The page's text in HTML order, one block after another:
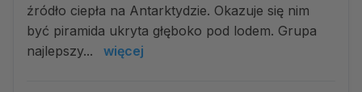
źródło ciepła na Antarktydzie. Okazuje się nim
być piramida ukryta głęboko pod lodem. Grupa
najlepszy...
więcej